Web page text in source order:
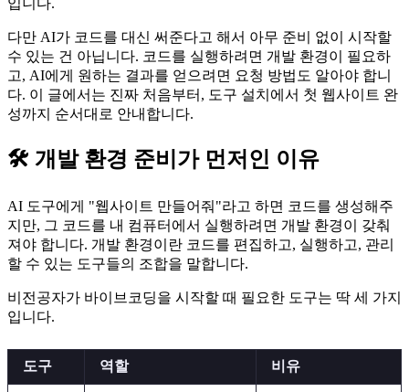
다만 AI가 코드를 대신 써준다고 해서 아무 준비 없이 시작할
수 있는 건 아닙니다. 코드를 실행하려면 개발 환경이 필요하
고, AI에게 원하는 결과를 얻으려면 요청 방법도 알아야 합니
다. 이 글에서는 진짜 처음부터, 도구 설치에서 첫 웹사이트 완
성까지 순서대로 안내합니다.
🛠️ 개발 환경 준비가 먼저인 이유
AI 도구에게 "웹사이트 만들어줘"라고 하면 코드를 생성해주
지만, 그 코드를 내 컴퓨터에서 실행하려면 개발 환경이 갖춰
져야 합니다. 개발 환경이란 코드를 편집하고, 실행하고, 관리
할 수 있는 도구들의 조합을 말합니다.
비전공자가 바이브코딩을 시작할 때 필요한 도구는 딱 세 가지
입니다.
도구 역할 비유